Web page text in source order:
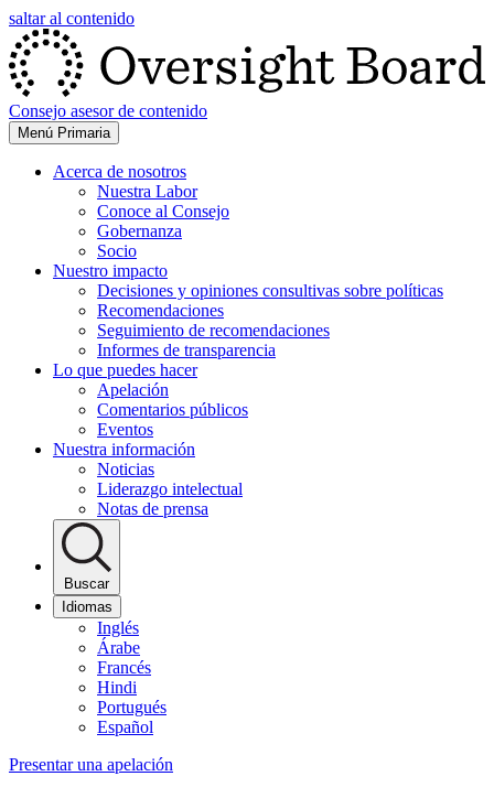
saltar al contenido
Consejo asesor de contenido
Menú Primaria
Acerca de nosotros
Nuestra Labor
Conoce al Consejo
Gobernanza
Socio
Nuestro impacto
Decisiones y opiniones consultivas sobre políticas
Recomendaciones
Seguimiento de recomendaciones
Informes de transparencia
Lo que puedes hacer
Apelación
Comentarios públicos
Eventos
Nuestra información
Noticias
Liderazgo intelectual
Notas de prensa
Buscar
Idiomas
Inglés
Árabe
Francés
Hindi
Portugués
Español
Presentar una apelación